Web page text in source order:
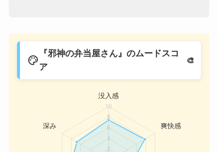
palette
『邪神の弁当屋さん』のムードスコ
ア